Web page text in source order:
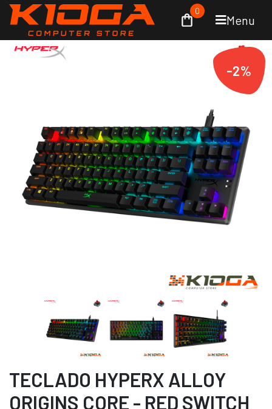
Menu
0
-2%
TECLADO HYPERX ALLOY
ORIGINS CORE - RED SWITCH